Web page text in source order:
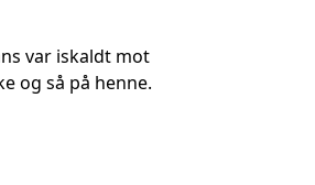
var iskaldt mot
og så på henne.